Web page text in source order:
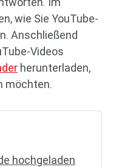
wie Sie YouTube-
Anschließend
Videos
herunterladen,
möchten.
hochgeladen